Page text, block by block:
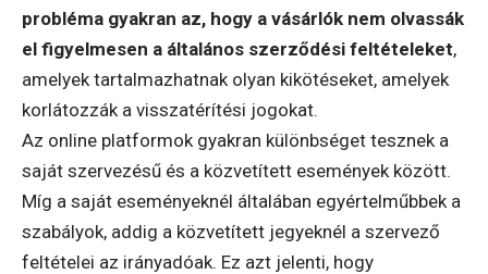
probléma gyakran az, hogy a vásárlók nem olvassák
el figyelmesen a általános szerződési feltételeket,
amelyek tartalmazhatnak olyan kikötéseket, amelyek
korlátozzák a visszatérítési jogokat.
Az online platformok gyakran különbséget tesznek a
saját szervezésű és a közvetített események között.
Míg a saját eseményeknél általában egyértelműbbek a
szabályok, addig a közvetített jegyeknél a szervező
feltételei az irányadóak. Ez azt jelenti, hogy